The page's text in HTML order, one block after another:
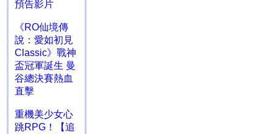
預告影片
《RO仙境傳
說：愛如初見
Classic》戰神
盃冠軍誕生 曼
谷總決賽熱血
直擊
重機美少女心
跳RPG！【追